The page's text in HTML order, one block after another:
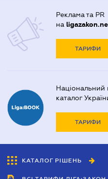
Реклама та PR
на
ТАРИФИ
каталог
ТАРИФИ
КАТАЛОГ РІШЕНЬ